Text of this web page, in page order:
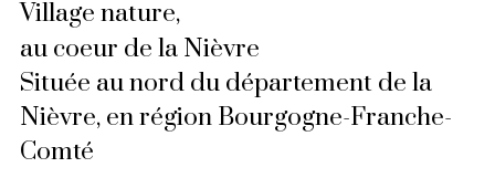
Village nature,
au coeur de la Nièvre
Située au nord du département de la
Nièvre, en région Bourgogne-Franche-
Comté